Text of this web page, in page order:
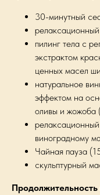
30-минутный
пилинг тела с
экстрактом
ценных масел
натуральное
эффектом на
оливы и жожоба
виноградному
Чайная пауза
скульптурный